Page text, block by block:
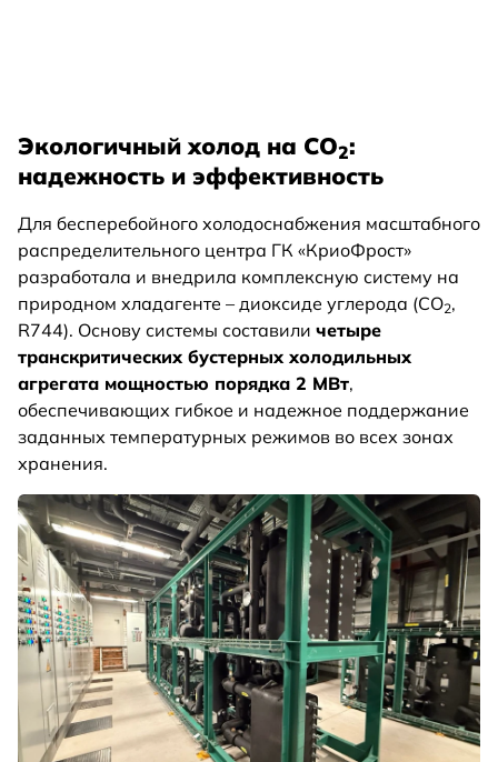
Экологичный холод на CO2:
надежность и эффективность
Для бесперебойного холодоснабжения масштабного
распределительного центра ГК «КриоФрост»
разработала и внедрила комплексную систему на
природном хладагенте – диоксиде углерода (CO2,
R744). Основу системы составили четыре
транскритических бустерных холодильных
агрегата мощностью порядка 2 МВт,
обеспечивающих гибкое и надежное поддержание
заданных температурных режимов во всех зонах
хранения.